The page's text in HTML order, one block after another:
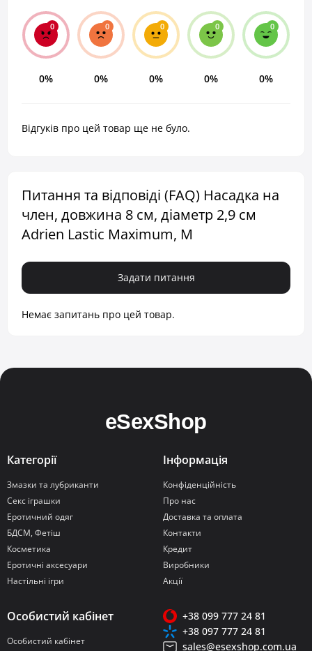
0
0%
0
0%
0
0%
0
0%
0
0%
Відгуків про цей товар ще не було.
Питання та відповіді (FAQ) Насадка на
член, довжина 8 см, діаметр 2,9 см
Adrien Lastic Maximum, M
Задати питання
Немає запитань про цей товар.
Категорії
Змазки та лубриканти
Секс іграшки
Еротичний одяг
БДСМ, Фетіш
Косметика
Еротичні аксесуари
Настільні ігри
Інформація
Конфіденційність
Про нас
Доставка та оплата
Контакти
Кредит
Виробники
Акції
Особистий кабінет
Особистий кабінет
+38 099 777 24 81
+38 097 777 24 81
sales@esexshop.com.ua